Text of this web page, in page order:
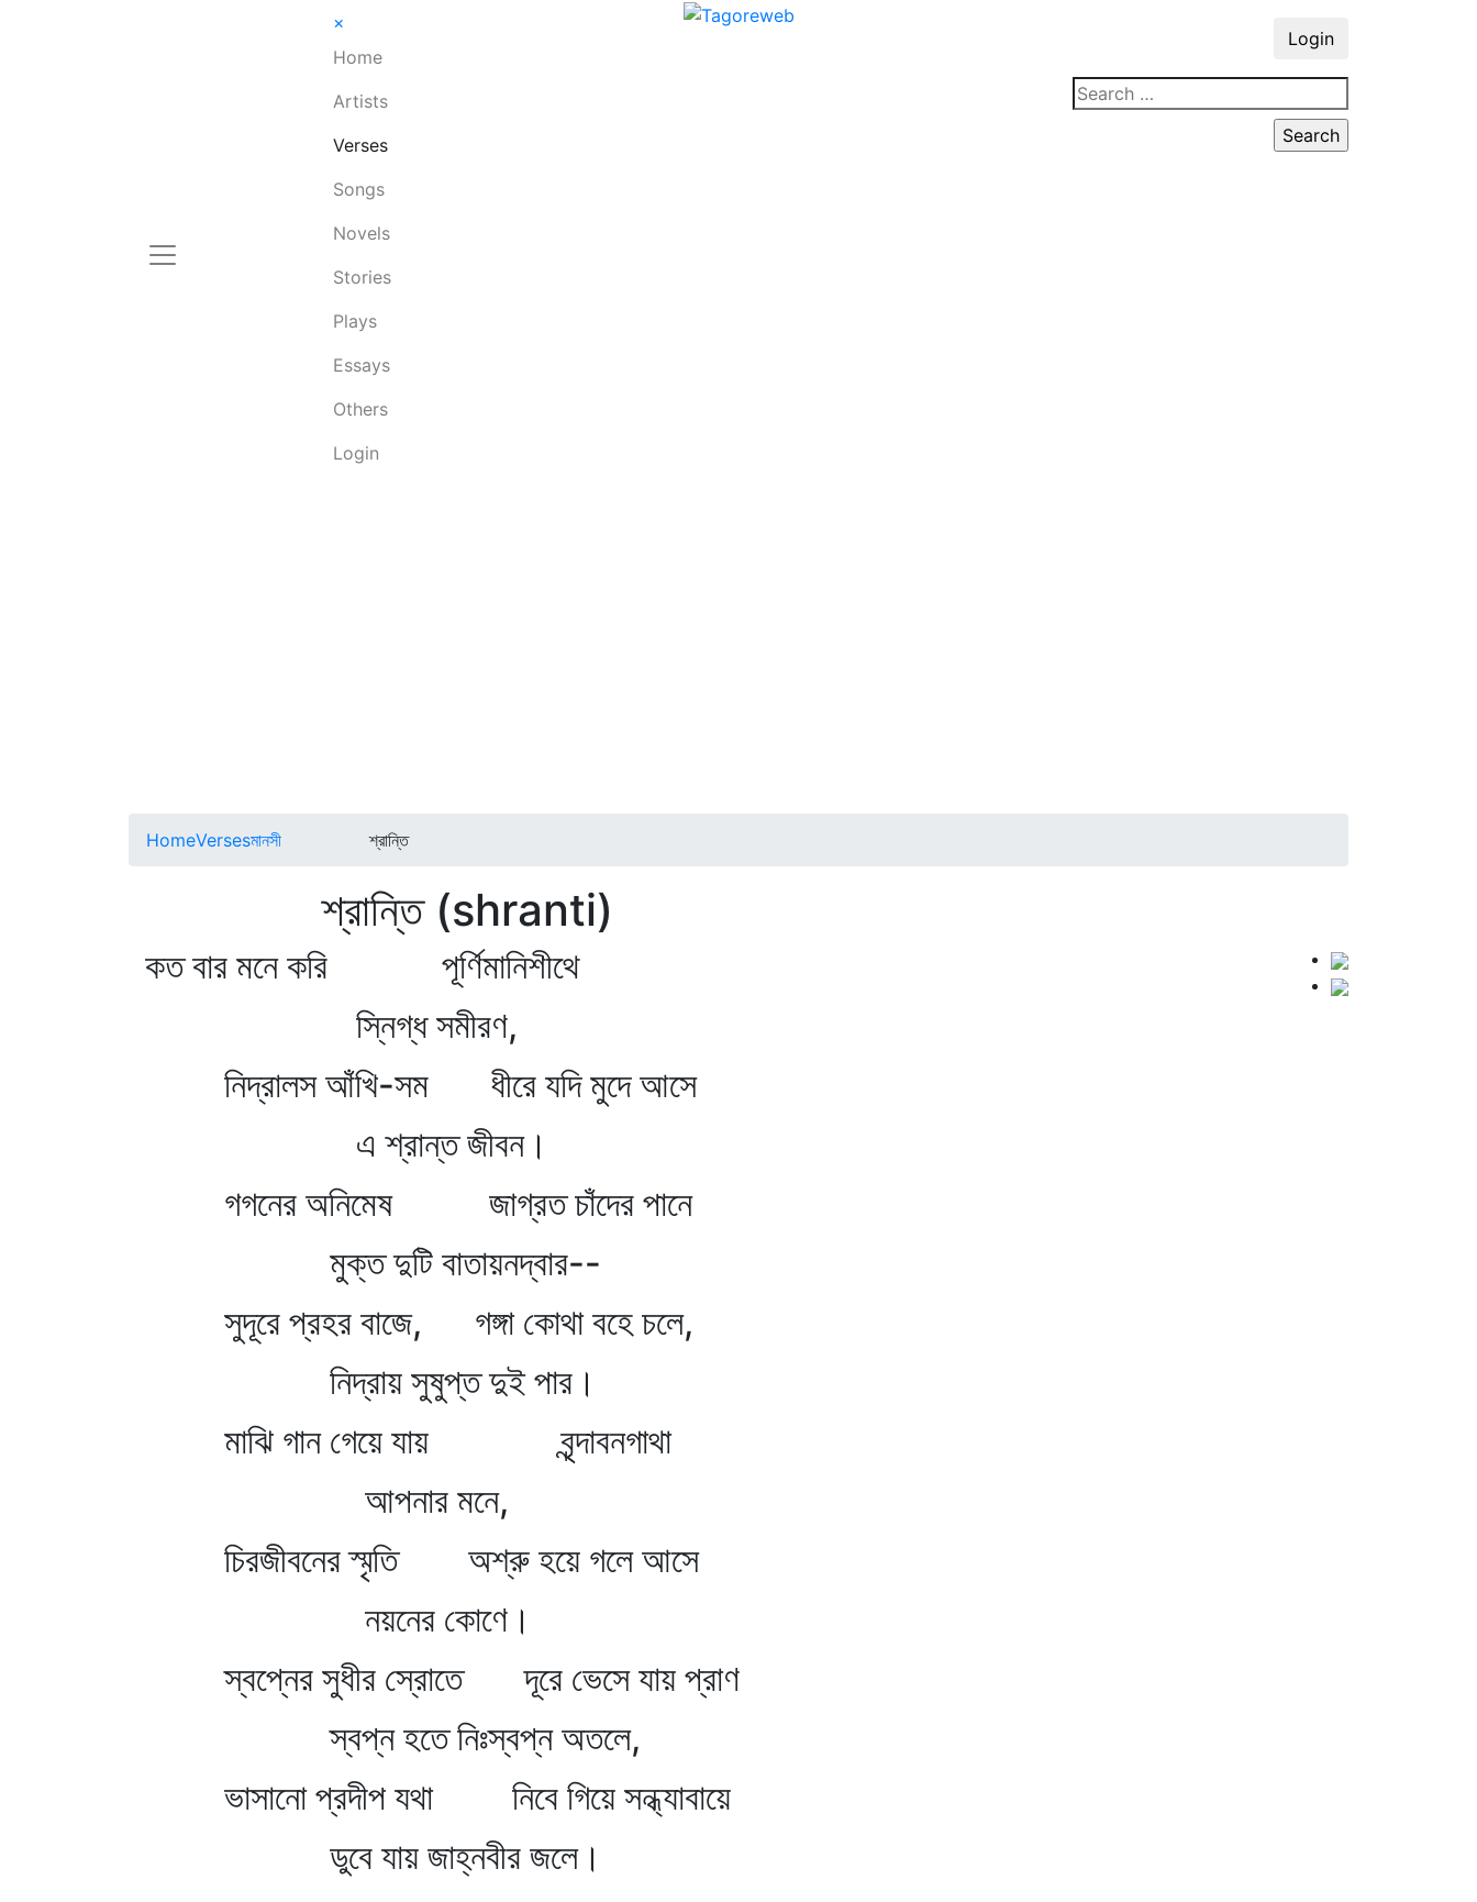
×
Home
Artists
Verses
Songs
Novels
Stories
Plays
Essays
Others
Login
Login
HomeVersesমানসী শ্রান্তি
শ্রান্তি (shranti)
কত বার মনে করি পূর্ণিমানিশীথে
স্নিগ্ধ সমীরণ,
নিদ্রালস আঁখি-সম ধীরে যদি মুদে আসে
এ শ্রান্ত জীবন।
গগনের অনিমেষ জাগ্রত চাঁদের পানে
মুক্ত দুটি বাতায়নদ্বার--
সুদূরে প্রহর বাজে, গঙ্গা কোথা বহে চলে,
নিদ্রায় সুষুপ্ত দুই পার।
মাঝি গান গেয়ে যায় বৃন্দাবনগাথা
আপনার মনে,
চিরজীবনের স্মৃতি অশ্রু হয়ে গলে আসে
নয়নের কোণে।
স্বপ্নের সুধীর স্রোতে দূরে ভেসে যায় প্রাণ
স্বপ্ন হতে নিঃস্বপ্ন অতলে,
ভাসানো প্রদীপ যথা নিবে গিয়ে সন্ধ্যাবায়ে
ডুবে যায় জাহ্নবীর জলে।